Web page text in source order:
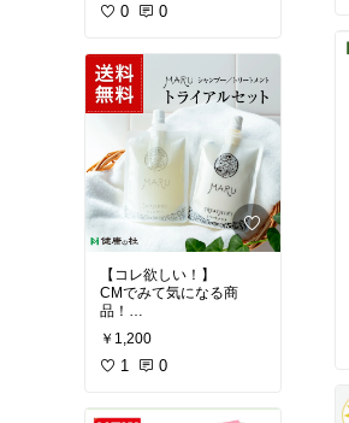
0 0
【コレ欲しい！】
CMでみて気になる商
品！
まずはお試しセットか
ら?!
￥1,200
1 0